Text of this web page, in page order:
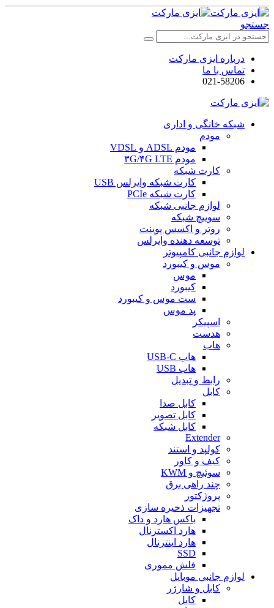
جستجو
درباره ایزی مارکت
تماس با ما
021-58206
شبکه خانگی و اداری
مودم
مودم ADSL و VDSL
مودم ۳G/۴G LTE
کارت شبکه
کارت شبکه وایرلس USB
کارت شبکه PCIe
لوازم جانبی شبکه
سوییچ شبکه
روتر و اکسس پوینت
توسعه دهنده وایرلس
لوازم جانبی کامپیوتر
موس و کیبورد
موس
کیبورد
ست موس و کیبورد
پد موس
اسپیکر
هدست
هاب
هاب USB-C
هاب USB
رابط و تبدیل
کابل
کابل صدا
کابل تصویر
کابل شبکه
Extender
کولپد و استند
کیف و کاور
سوئیچ و KWM
چند راهی برق
پروژکتور
تجهیزات ذخیره سازی
باکس هارد و داک
هارد اکسترنال
هارد اینترنال
SSD
فلش مموری
لوازم جانبی موبایل
کابل و شارژر
کابل